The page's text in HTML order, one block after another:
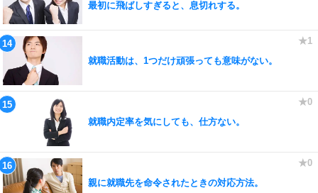
最初に飛ばしすぎると、息切れする。
就職活動は、1つだけ頑張っても意味がない。
就職内定率を気にしても、仕方ない。
親に就職先を命令されたときの対応方法。